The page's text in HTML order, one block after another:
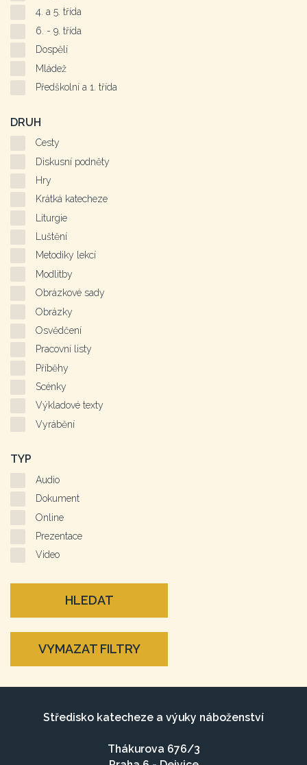
4. a 5. třída
6. - 9. třída
Dospělí
Mládež
Předškolní a 1. třída
DRUH
Cesty
Diskusní podněty
Hry
Krátká katecheze
Liturgie
Luštění
Metodiky lekcí
Modlitby
Obrázkové sady
Obrázky
Osvědčení
Pracovní listy
Příběhy
Scénky
Výkladové texty
Vyrábění
TYP
Audio
Dokument
Online
Prezentace
Video
HLEDAT
VYMAZAT FILTRY
Středisko katecheze a výuky náboženství
Thákurova 676/3